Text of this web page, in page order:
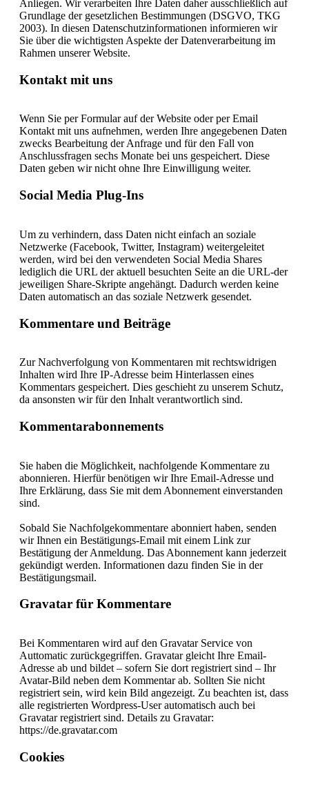
Anliegen. Wir verarbeiten Ihre Daten daher ausschließlich auf
Grundlage der gesetzlichen Bestimmungen (DSGVO, TKG
2003). In diesen Datenschutzinformationen informieren wir
Sie über die wichtigsten Aspekte der Datenverarbeitung im
Rahmen unserer Website.
Kontakt mit uns
Wenn Sie per Formular auf der Website oder per Email
Kontakt mit uns aufnehmen, werden Ihre angegebenen Daten
zwecks Bearbeitung der Anfrage und für den Fall von
Anschlussfragen sechs Monate bei uns gespeichert. Diese
Daten geben wir nicht ohne Ihre Einwilligung weiter.
Social Media Plug-Ins
Um zu verhindern, dass Daten nicht einfach an soziale
Netzwerke (Facebook, Twitter, Instagram) weitergeleitet
werden, wird bei den verwendeten Social Media Shares
lediglich die URL der aktuell besuchten Seite an die URL-der
jeweiligen Share-Skripte angehängt. Dadurch werden keine
Daten automatisch an das soziale Netzwerk gesendet.
Kommentare und Beiträge
Zur Nachverfolgung von Kommentaren mit rechtswidrigen
Inhalten wird Ihre IP-Adresse beim Hinterlassen eines
Kommentars gespeichert. Dies geschieht zu unserem Schutz,
da ansonsten wir für den Inhalt verantwortlich sind.
Kommentarabonnements
Sie haben die Möglichkeit, nachfolgende Kommentare zu
abonnieren. Hierfür benötigen wir Ihre Email-Adresse und
Ihre Erklärung, dass Sie mit dem Abonnement einverstanden
sind.
Sobald Sie Nachfolgekommentare abonniert haben, senden
wir Ihnen ein Bestätigungs-Email mit einem Link zur
Bestätigung der Anmeldung. Das Abonnement kann jederzeit
gekündigt werden. Informationen dazu finden Sie in der
Bestätigungsmail.
Gravatar für Kommentare
Bei Kommentaren wird auf den Gravatar Service von
Auttomatic zurückgegriffen. Gravatar gleicht Ihre Email-
Adresse ab und bildet – sofern Sie dort registriert sind – Ihr
Avatar-Bild neben dem Kommentar ab. Sollten Sie nicht
registriert sein, wird kein Bild angezeigt. Zu beachten ist, dass
alle registrierten Wordpress-User automatisch auch bei
Gravatar registriert sind. Details zu Gravatar:
https://de.gravatar.com
Cookies